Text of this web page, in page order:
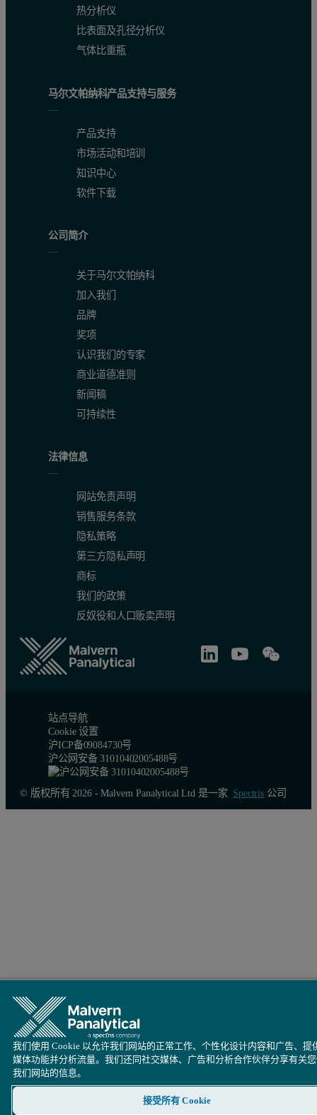
热分析仪
比表面及孔径分析仪
气体比重瓶
马尔文帕纳科产品支持与服务
产品支持
市场活动和培训
知识中心
软件下载
公司简介
关于马尔文帕纳科
加入我们
品牌
奖项
认识我们的专家
商业道德准则
新闻稿
可持续性
法律信息
网站免责声明
销售服务条款
隐私策略
第三方隐私声明
商标
我们的政策
反奴役和人口贩卖声明
站点导航
Cookie 设置
沪ICP备09084730号
沪公网安备 31010402005488号
© 版权所有 2026 - Malvern Panalytical Ltd 是一家 Spectris公司
我们使用 Cookie 以允许我们网站的正常工作、个性化设计内容和广告、提
媒体功能并分析流量。我们还同社交媒体、广告和分析合作伙伴分享有关
我们网站的信息。
接受所有 Cookie